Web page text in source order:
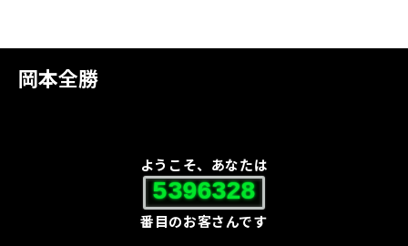
岡本全勝
ようこそ、あなたは
5396328
番目のお客さんです